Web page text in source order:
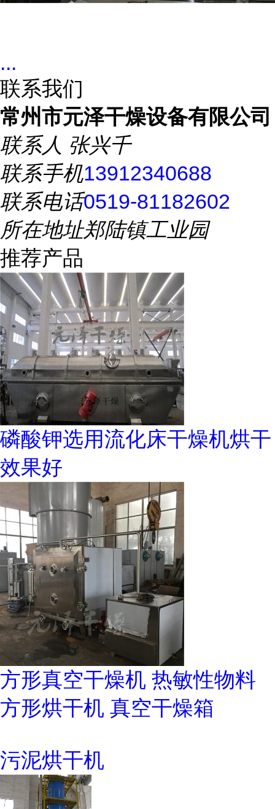
...
联系我们
常州市元泽干燥设备有限公司
联系人 张兴千
联系手机13912340688
联系电话0519-81182602
所在地址郑陆镇工业园
推荐产品
磷酸钾选用流化床干燥机烘干
效果好
方形真空干燥机 热敏性物料
方形烘干机 真空干燥箱
污泥烘干机